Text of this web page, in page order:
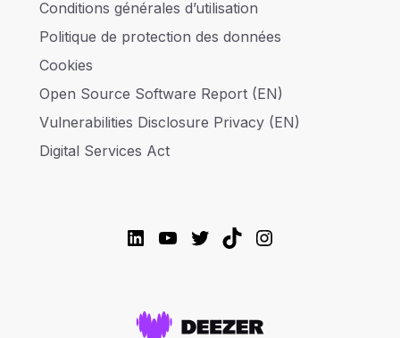
Conditions générales d’utilisation
Politique de protection des données
Cookies
Open Source Software Report (EN)
Vulnerabilities Disclosure Privacy (EN)
Digital Services Act
LinkedIn
YouTube
Twitter
TikTokInstagram